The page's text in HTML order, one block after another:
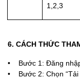
1,2,3
6. CÁCH THỨC
• Bước 1: Đăng
• Bước 2: Chọn “Tải